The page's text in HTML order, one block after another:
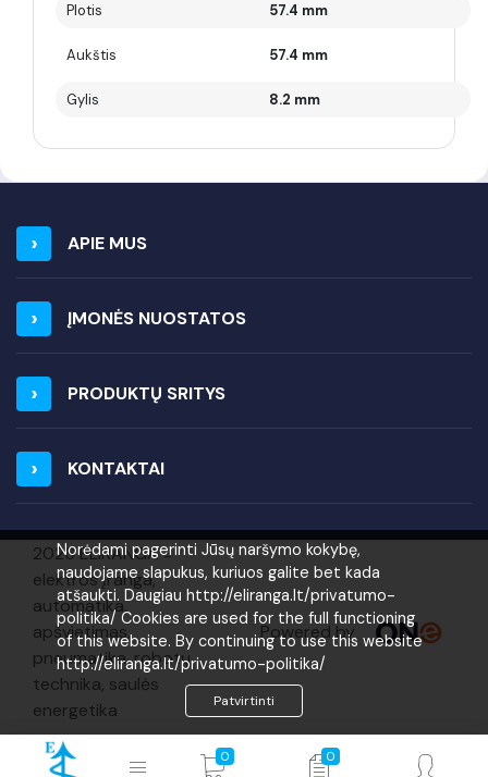
Norėdami pagerinti Jūsų naršymo kokybę,
naudojame slapukus, kuriuos galite bet kada
atšaukti. Daugiau http://eliranga.lt/privatumo-
politika/ Cookies are used for the full functioning
of this website. By continuing to use this website
http://eliranga.lt/privatumo-politika/
Patvirtinti
Plotis 57.4 mm
Aukštis 57.4 mm
Gylis 8.2 mm
APIE MUS
ĮMONĖS NUOSTATOS
PRODUKTŲ SRITYS
KONTAKTAI
2026 ELIRANGA =
elektros įranga,
automatika,
apšvietimas,
pneumatika, robotų
technika, saulės
energetika
Powered by
0 0